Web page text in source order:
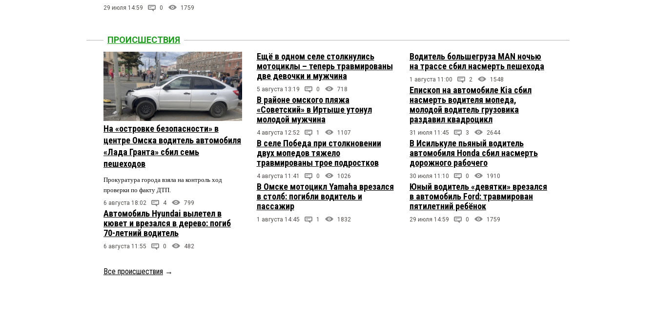
29 июля 14:59 0 1759
ПРОИСШЕСТВИЯ
На «островке безопасности» в
центре Омска водитель автомобиля
«Лада Гранта» сбил семь
пешеходов
Прокуратура города взяла на контроль ход
проверки по факту ДТП.
6 августа 18:02 4 799
Автомобиль Hyundai вылетел в
кювет и врезался в дерево: погиб
70-летний водитель
6 августа 11:55 0 482
Ещё в одном селе столкнулись
мотоциклы – теперь травмированы
две девочки и мужчина
5 августа 13:19 0 718
В районе омского пляжа
«Советский» в Иртыше утонул
молодой мужчина
4 августа 12:52 1 1107
В селе Победа при столкновении
двух мопедов тяжело
травмированы трое подростков
4 августа 11:41 0 1026
В Омске мотоцикл Yamaha врезался
в столб: погибли водитель и
пассажир
1 августа 14:45 1 1832
Водитель большегруза MAN ночью
на трассе сбил насмерть пешехода
1 августа 11:00 2 1548
Епископ на автомобиле Kia сбил
насмерть водителя мопеда,
молодой водитель грузовика
раздавил квадроцикл
31 июля 11:45 3 2644
В Исилькуле пьяный водитель
автомобиля Honda сбил насмерть
дорожного рабочего
30 июля 11:10 0 1910
Юный водитель «девятки» врезался
в автомобиль Ford: травмирован
пятилетний ребёнок
29 июля 14:59 0 1759
Все происшествия →